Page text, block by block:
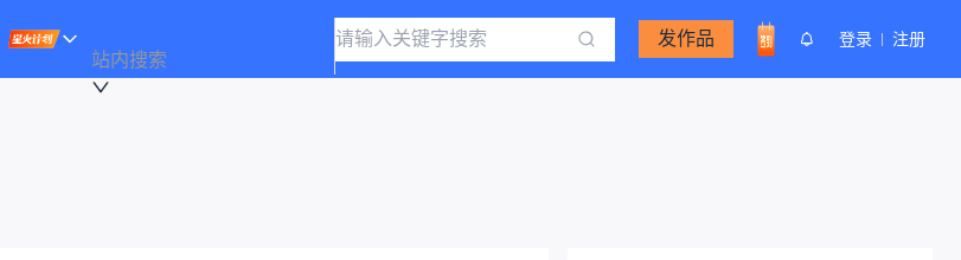
站内搜索
发作品 登录 注册